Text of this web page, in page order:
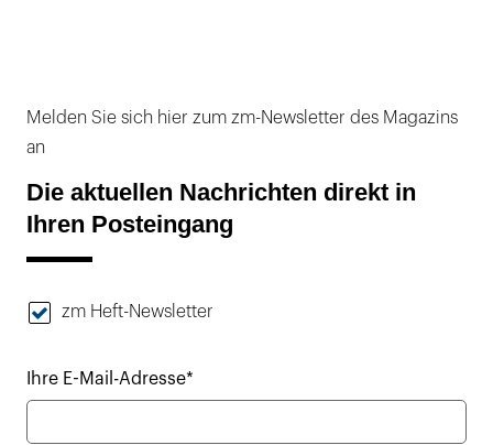
Melden Sie sich hier zum zm-Newsletter des Magazins
an
Die aktuellen Nachrichten direkt in
Ihren Posteingang
zm Heft-Newsletter
Ihre E-Mail-Adresse*